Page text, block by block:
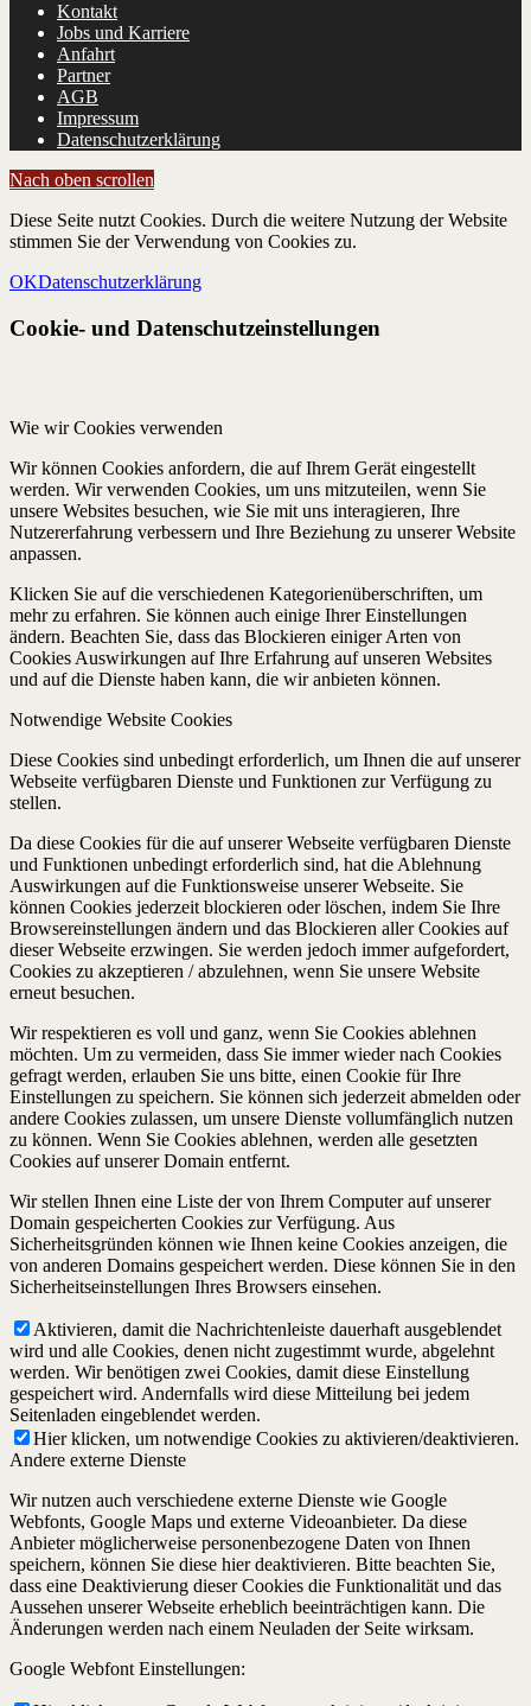
Kontakt
Jobs und Karriere
Anfahrt
Partner
AGB
Impressum
Datenschutzerklärung
Nach oben scrollen
Diese Seite nutzt Cookies. Durch die weitere Nutzung der Website
stimmen Sie der Verwendung von Cookies zu.
OKDatenschutzerklärung
Cookie- und Datenschutzeinstellungen
Wie wir Cookies verwenden
Wir können Cookies anfordern, die auf Ihrem Gerät eingestellt
werden. Wir verwenden Cookies, um uns mitzuteilen, wenn Sie
unsere Websites besuchen, wie Sie mit uns interagieren, Ihre
Nutzererfahrung verbessern und Ihre Beziehung zu unserer Website
anpassen.
Klicken Sie auf die verschiedenen Kategorienüberschriften, um
mehr zu erfahren. Sie können auch einige Ihrer Einstellungen
ändern. Beachten Sie, dass das Blockieren einiger Arten von
Cookies Auswirkungen auf Ihre Erfahrung auf unseren Websites
und auf die Dienste haben kann, die wir anbieten können.
Notwendige Website Cookies
Diese Cookies sind unbedingt erforderlich, um Ihnen die auf unserer
Webseite verfügbaren Dienste und Funktionen zur Verfügung zu
stellen.
Da diese Cookies für die auf unserer Webseite verfügbaren Dienste
und Funktionen unbedingt erforderlich sind, hat die Ablehnung
Auswirkungen auf die Funktionsweise unserer Webseite. Sie
können Cookies jederzeit blockieren oder löschen, indem Sie Ihre
Browsereinstellungen ändern und das Blockieren aller Cookies auf
dieser Webseite erzwingen. Sie werden jedoch immer aufgefordert,
Cookies zu akzeptieren / abzulehnen, wenn Sie unsere Website
erneut besuchen.
Wir respektieren es voll und ganz, wenn Sie Cookies ablehnen
möchten. Um zu vermeiden, dass Sie immer wieder nach Cookies
gefragt werden, erlauben Sie uns bitte, einen Cookie für Ihre
Einstellungen zu speichern. Sie können sich jederzeit abmelden oder
andere Cookies zulassen, um unsere Dienste vollumfänglich nutzen
zu können. Wenn Sie Cookies ablehnen, werden alle gesetzten
Cookies auf unserer Domain entfernt.
Wir stellen Ihnen eine Liste der von Ihrem Computer auf unserer
Domain gespeicherten Cookies zur Verfügung. Aus
Sicherheitsgründen können wie Ihnen keine Cookies anzeigen, die
von anderen Domains gespeichert werden. Diese können Sie in den
Sicherheitseinstellungen Ihres Browsers einsehen.
Aktivieren, damit die Nachrichtenleiste dauerhaft ausgeblendet
wird und alle Cookies, denen nicht zugestimmt wurde, abgelehnt
werden. Wir benötigen zwei Cookies, damit diese Einstellung
gespeichert wird. Andernfalls wird diese Mitteilung bei jedem
Seitenladen eingeblendet werden.
Hier klicken, um notwendige Cookies zu aktivieren/deaktivieren.
Andere externe Dienste
Wir nutzen auch verschiedene externe Dienste wie Google
Webfonts, Google Maps und externe Videoanbieter. Da diese
Anbieter möglicherweise personenbezogene Daten von Ihnen
speichern, können Sie diese hier deaktivieren. Bitte beachten Sie,
dass eine Deaktivierung dieser Cookies die Funktionalität und das
Aussehen unserer Webseite erheblich beeinträchtigen kann. Die
Änderungen werden nach einem Neuladen der Seite wirksam.
Google Webfont Einstellungen: